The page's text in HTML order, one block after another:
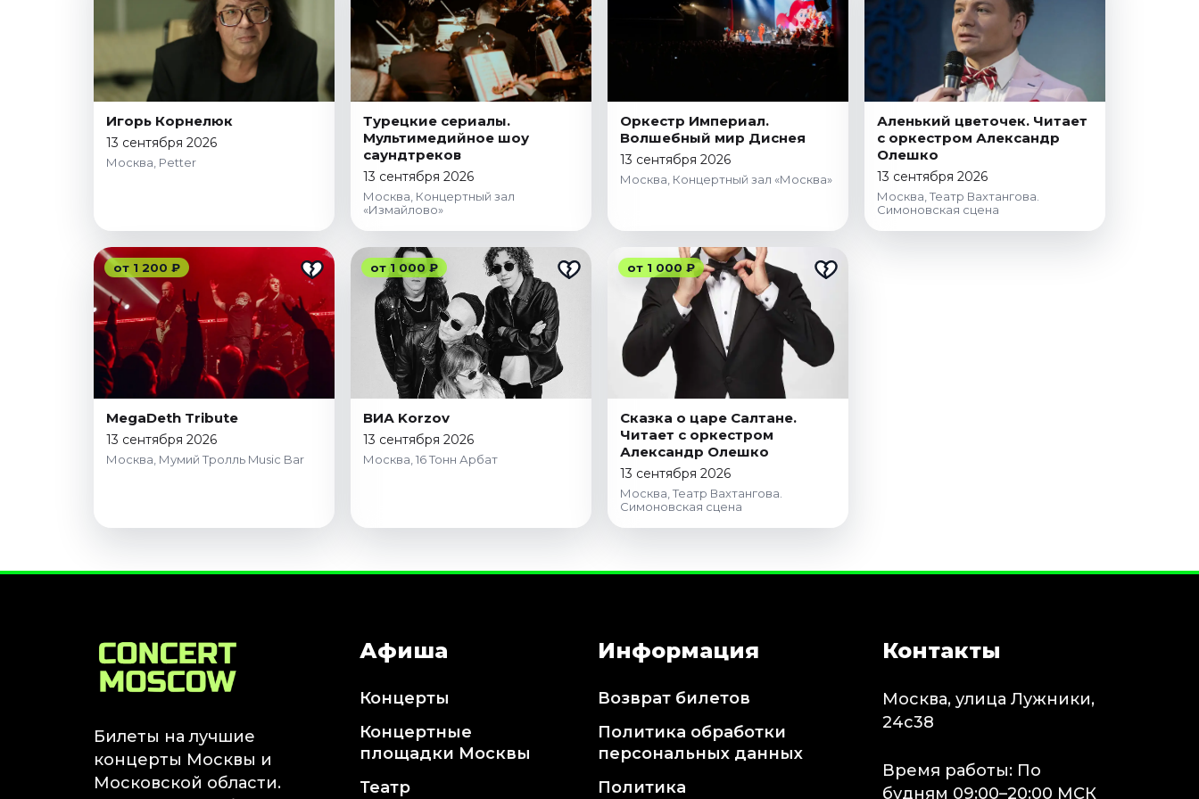
Август 2026
Сентябрь 2026
Октябрь 2026
Ноябрь 2026
Декабрь 2026
Сентябрь 2026
Октябрь 2026
Декабрь 2026
Январь 2027
Экскурсии
Сентябрь 2026
Декабрь 2026
Площадки
Игорь Корнелюк
13 сентября 2026
Москва, Petter
Турецкие сериалы.
Мультимедийное шоу
саундтреков
13 сентября 2026
Москва, Концертный зал
«Измайлово»
Оркестр Империал.
Волшебный мир Диснея
13 сентября 2026
Москва, Концертный зал «Москва»
Аленький цветочек. Читает
с оркестром Александр
Олешко
13 сентября 2026
Москва, Театр Вахтангова.
Симоновская сцена
от 1 200 ₽
MegaDeth Tribute
13 сентября 2026
Москва, Мумий Тролль Music Bar
от 1 000 ₽
ВИА Korzov
13 сентября 2026
Москва, 16 Тонн Арбат
от 1 000 ₽
Сказка о царе Салтане.
Читает с оркестром
Александр Олешко
13 сентября 2026
Москва, Театр Вахтангова.
Симоновская сцена
Билеты на лучшие
концерты Москвы и
Московской области.
Афиша
Концерты
Концертные
площадки Москвы
Театр
Информация
Возврат билетов
Политика обработки
персональных данных
Политика
Контакты
Москва, улица Лужники,
24с38
Время работы: По
будням 09:00–20:00 МСК